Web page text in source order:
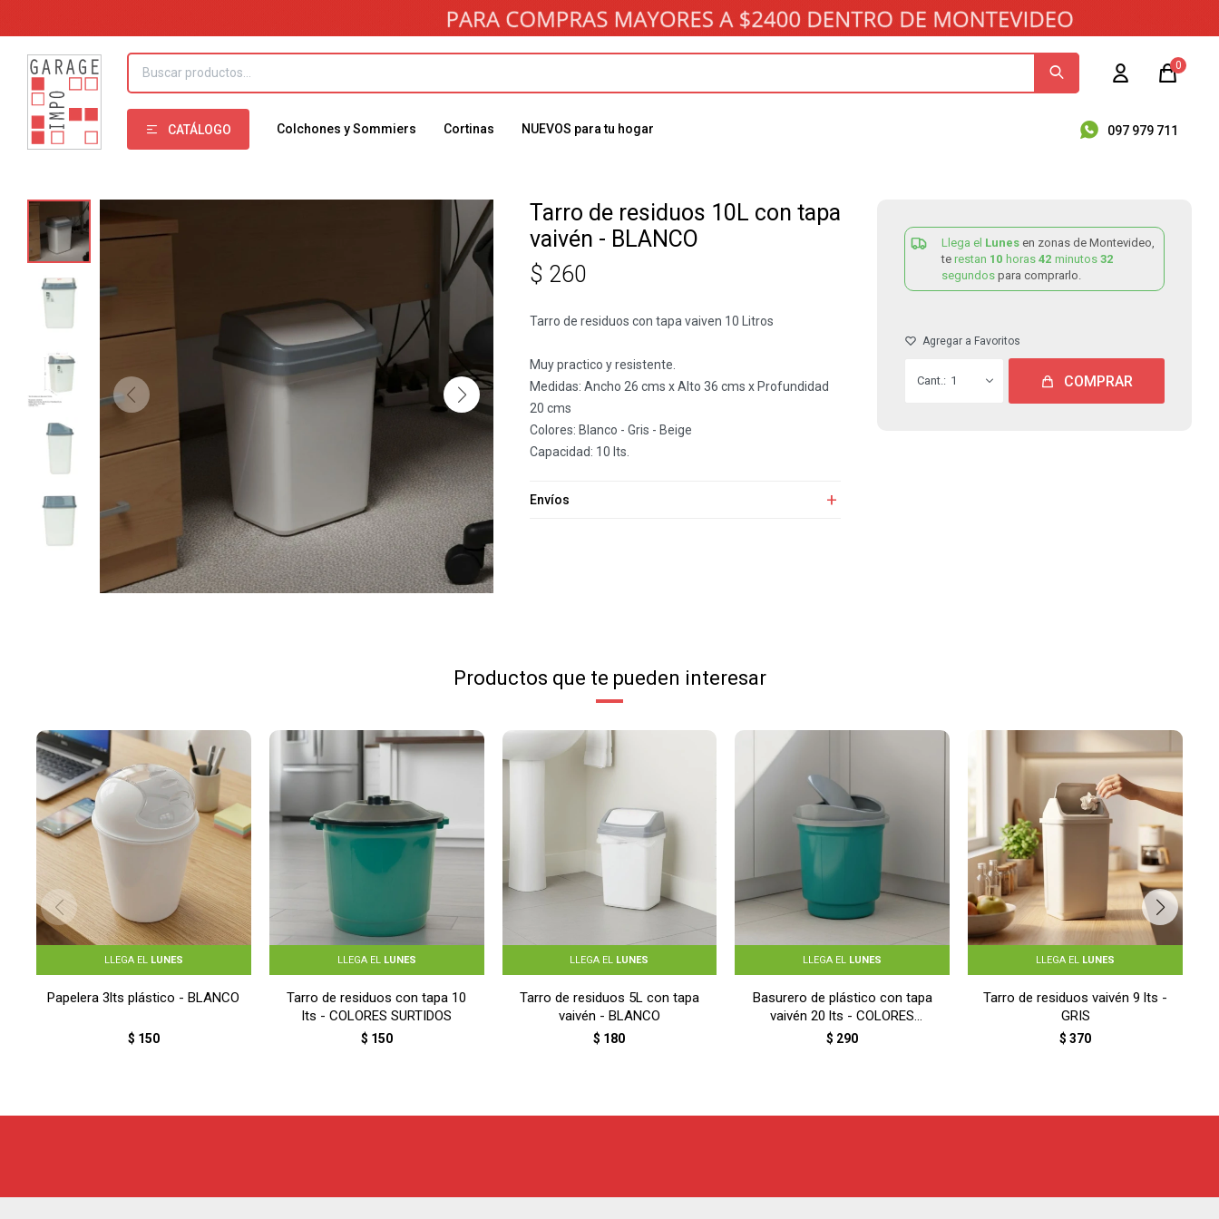
CATÁLOGO Colchones y Sommiers Cortinas NUEVOS para tu hogar 097 979 711
0
Tarro de residuos 10L con tapa
vaivén - BLANCO
$ 260
Tarro de residuos con tapa vaiven 10 Litros
Muy practico y resistente.
Medidas: Ancho 26 cms x Alto 36 cms x Profundidad
20 cms
Colores: Blanco - Gris - Beige
Capacidad: 10 lts.
Envíos
Llega el Lunes en zonas de Montevideo,
te restan 10 horas 42 minutos 32
segundos para comprarlo.
1 COMPRAR
Productos que te pueden interesar
LLEGA EL LUNES
Papelera 3lts plástico - BLANCO
$ 150
LLEGA EL LUNES
Tarro de residuos con tapa 10
lts - COLORES SURTIDOS
$ 150
LLEGA EL LUNES
Tarro de residuos 5L con tapa
vaivén - BLANCO
$ 180
LLEGA EL LUNES
Basurero de plástico con tapa
vaivén 20 lts - COLORES
SURTIDOS
$ 290
LLEGA EL LUNES
Tarro de residuos vaivén 9 lts -
GRIS
$ 370